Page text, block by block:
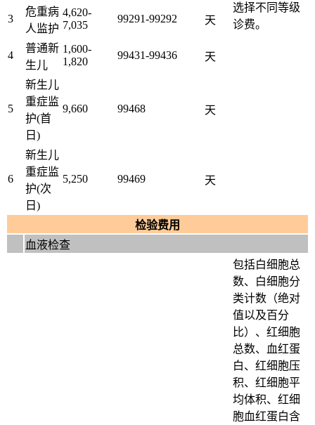
选择不同等级
诊费。
3
危重病
人监护
4,620-
7,035
99291-99292 天
4
普通新
生儿
1,600-
1,820
99431-99436 天
5
新生儿
重症监
护(首
日)
9,660 99468 天
6
新生儿
重症监
护(次
日)
5,250 99469 天
检验费用
血液检查
包括白细胞总
数、白细胞分
类计数（绝对
值以及百分
比）、红细胞
总数、血红蛋
白、红细胞压
积、红细胞平
均体积、红细
胞血红蛋白含